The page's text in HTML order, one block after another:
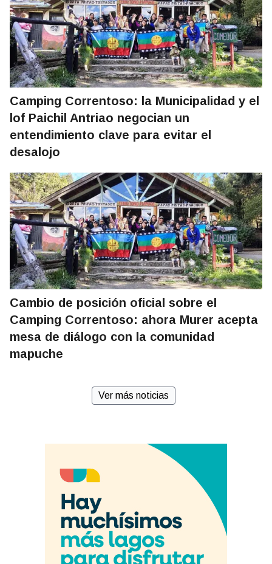
Camping Correntoso: la Municipalidad y el
lof Paichil Antriao negocian un
entendimiento clave para evitar el
desalojo
Cambio de posición oficial sobre el
Camping Correntoso: ahora Murer acepta
mesa de diálogo con la comunidad
mapuche
Ver más noticias